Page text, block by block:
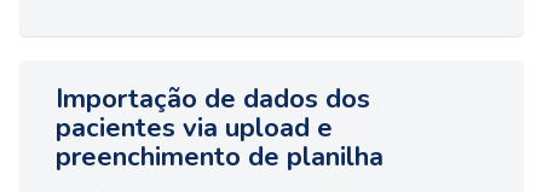
Importação de dados dos
pacientes via upload e
preenchimento de planilha